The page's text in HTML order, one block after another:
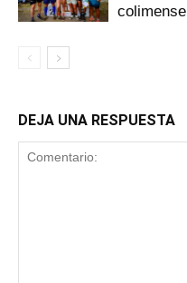
colimense
DEJA UNA RESPUESTA